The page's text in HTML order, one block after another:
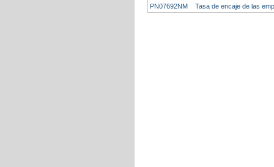
PN07692NM
Tasa de encaje de las